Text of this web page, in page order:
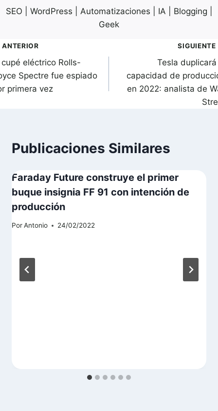
SEO | WordPress | Automatizaciones | IA | Blogging |
Geek
ANTERIOR
cupé eléctrico Rolls-
Spectre fue espiado
primera vez
SIGUIENTE
Tesla
capacidad de
en 2022: analista de
Publicaciones Similares
Faraday Future construye el primer
buque insignia FF 91 con intención de
producción
PorAntonio 24/02/2022